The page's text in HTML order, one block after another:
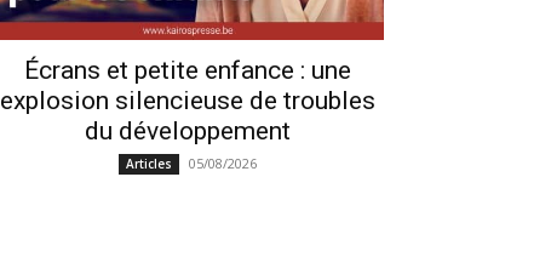
Écrans et petite enfance : une
explosion silencieuse de troubles
du développement
Articles 05/08/2026